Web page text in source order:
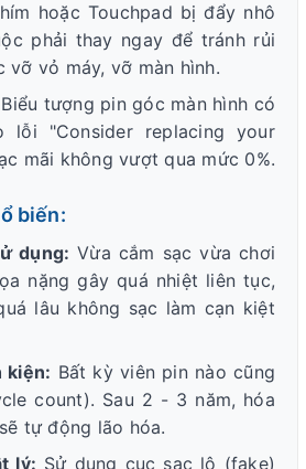
hoặc Touchpad bị đẩy nhô
phải thay ngay để tránh rủi
vỡ vỏ máy, vỡ màn hình.
Biểu tượng pin góc màn hình có
lỗi "Consider replacing your
mãi không vượt qua mức 0%.
biến:
dụng: Vừa cắm sạc vừa chơi
nặng gây quá nhiệt liên tục,
lâu không sạc làm cạn kiệt
kiện: Bất kỳ viên pin nào cũng
count). Sau 2 - 3 năm, hóa
tự động lão hóa.
lý: Sử dụng cục sạc lô (fake)